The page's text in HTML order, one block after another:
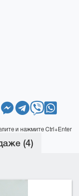
и нажмите Ctrl+Enter
(4)